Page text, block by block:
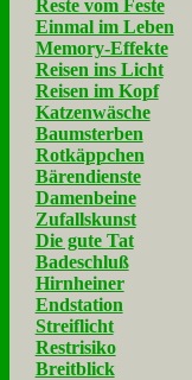
Reste vom Feste
Einmal im Leben
Memory-Effekte
Reisen ins Licht
Reisen im Kopf
Katzenwäsche
Baumsterben
Rotkäppchen
Bärendienste
Damenbeine
Zufallskunst
Die gute Tat
Badeschluß
Hirnheiner
Endstation
Streiflicht
Restrisiko
Breitblick